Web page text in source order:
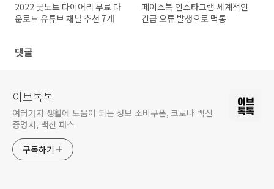
2022 굿노트 다이어리 무료 다
운로드 유튜브 채널 추천 7개
페이스북 인스타그램 세계적인
긴급 오류 발생으로 먹통
댓글
이브톡톡
여러가지 생활에 도움이 되는 정보 소비쿠폰, 코로나 백신
증명서, 백신 패스
구독하기